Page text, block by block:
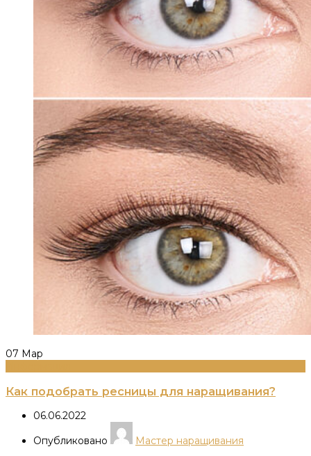
07 Мар
Как подобрать ресницы для наращивания?
06.06.2022
Опубликовано
Мастер наращивания